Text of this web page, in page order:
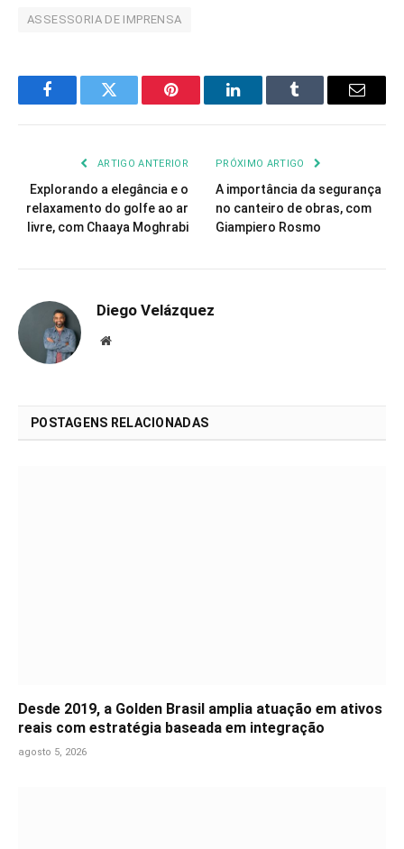
ASSESSORIA DE IMPRENSA
FacebookTwitter Pinterest LinkedInTumblr Email
ARTIGO ANTERIOR
Explorando a elegância e o
relaxamento do golfe ao ar
livre, com Chaaya Moghrabi
PRÓXIMO ARTIGO
A importância da segurança
no canteiro de obras, com
Giampiero Rosmo
Diego Velázquez
Website
POSTAGENS RELACIONADAS
Desde 2019, a Golden Brasil amplia atuação em ativos
reais com estratégia baseada em integração
agosto 5, 2026